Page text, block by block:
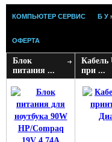
КОМПЬЮТЕР СЕРВИС Б У
ОФЕРТА
Блок
питания ...
Кабель
при ...